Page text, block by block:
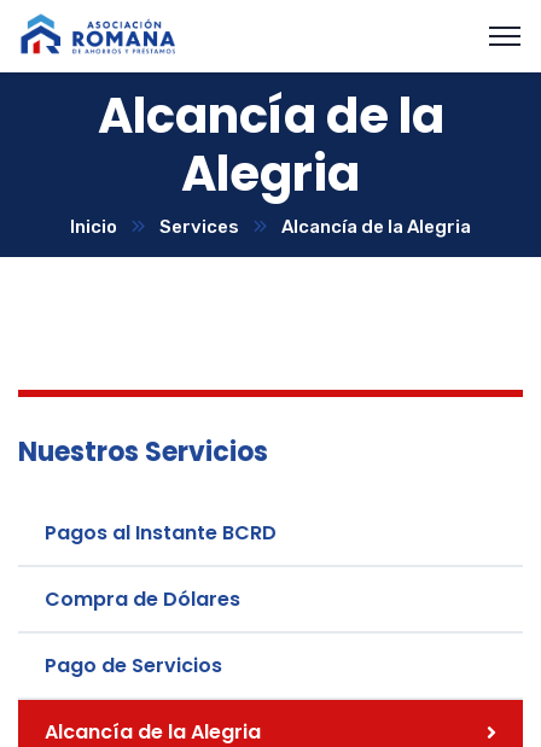
Alcancía de la
Alegria
Inicio Services Alcancía de la Alegria
Nuestros Servicios
Pagos al Instante BCRD
Compra de Dólares
Pago de Servicios
Alcancía de la Alegria